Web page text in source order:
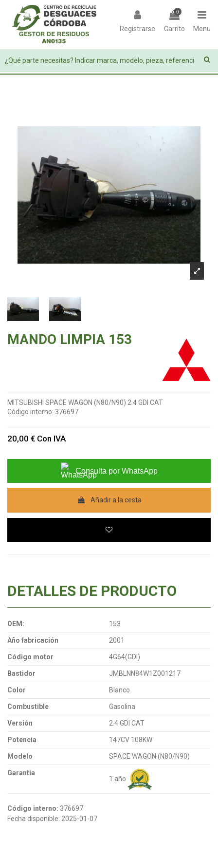
Registrarse
0
Carrito Menu
MANDO LIMPIA 153
MITSUBISHI SPACE WAGON (N80/N90) 2.4 GDI CAT
Código interno: 376697
20,00 € Con IVA
Consulta por WhatsApp
Añadir a la cesta
DETALLES DE PRODUCTO
OEM: 153
Año fabricación 2001
Código motor 4G64(GDI)
Bastidor JMBLNN84W1Z001217
Color Blanco
Combustible Gasolina
Versión 2.4 GDI CAT
Potencia 147CV 108KW
Modelo SPACE WAGON (N80/N90)
Garantia
1 año
Código interno: 376697
Fecha disponible: 2025-01-07